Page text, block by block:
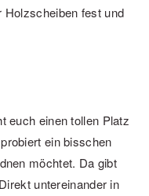
fest und
euch einen tollen Platz
ein bisschen
möchtet. Da gibt
untereinander in